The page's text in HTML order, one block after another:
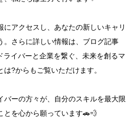
にアクセスし、あなたの新しいキャリ
。さらに詳しい情報は、ブログ記事
ライバーと企業を繋ぐ、未来を創るマ
?からもご覧いただけます。
バーの方々が、自分のスキルを最大限
とを心から願っています🚗💨